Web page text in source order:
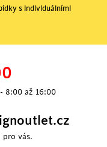
s individuálními
8:00 až 16:00
pro vás.